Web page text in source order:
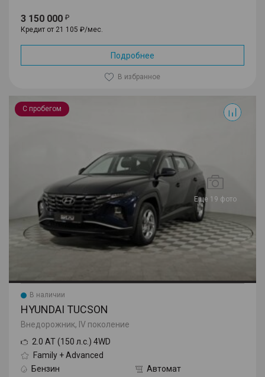
3 150 000
Кредит от 21 105 ₽/мес.
Подробнее
В избранное
С пробегом
Еще 19 фото
Tucson
В наличии
HYUNDAI TUCSON
Внедорожник, IV поколение
2.0 AT (150 л.с.) 4WD
Family + Advanced
Бензин
Автомат